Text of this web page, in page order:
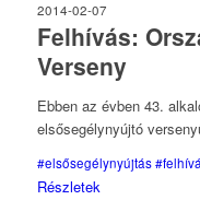
2014-02-07
Felhívás:
Verseny
Ebben az évben 43.
elsősegélynyújtó
#elsősegélynyújtás
Részletek